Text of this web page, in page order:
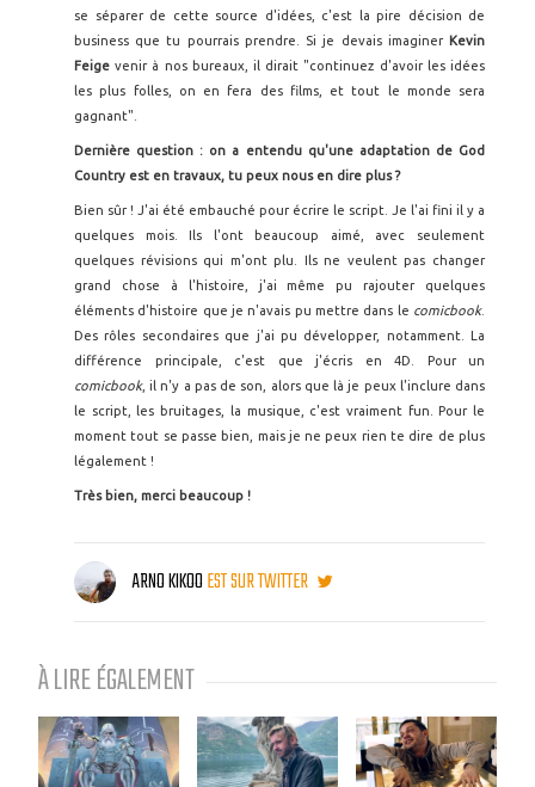
se séparer de cette source d'idées, c'est la pire décision de
business que tu pourrais prendre. Si je devais imaginer Kevin
Feigevenir à nos bureaux, il dirait "continuez d'avoir les idées
les plus folles, on en fera des films, et tout le monde sera
gagnant".
Dernière question : on a entendu qu'une adaptation de God
Country est en travaux, tu peux nous en dire plus ?
Bien sûr ! J'ai été embauché pour écrire le script. Je l'ai fini il y a
quelques mois. Ils l'ont beaucoup aimé, avec seulement
quelques révisions qui m'ont plu. Ils ne veulent pas changer
grand chose à l'histoire, j'ai même pu rajouter quelques
éléments d'histoire que je n'avais pu mettre dans le comicbook.
Des rôles secondaires que j'ai pu développer, notamment. La
différence principale, c'est que j'écris en 4D. Pour un
comicbook, il n'y a pas de son, alors que là je peux l'inclure dans
le script, les bruitages, la musique, c'est vraiment fun. Pour le
moment tout se passe bien, mais je ne peux rien te dire de plus
légalement !
Très bien, merci beaucoup !
ARNO KIKOOEST SUR TWITTER
À LIRE ÉGALEMENT